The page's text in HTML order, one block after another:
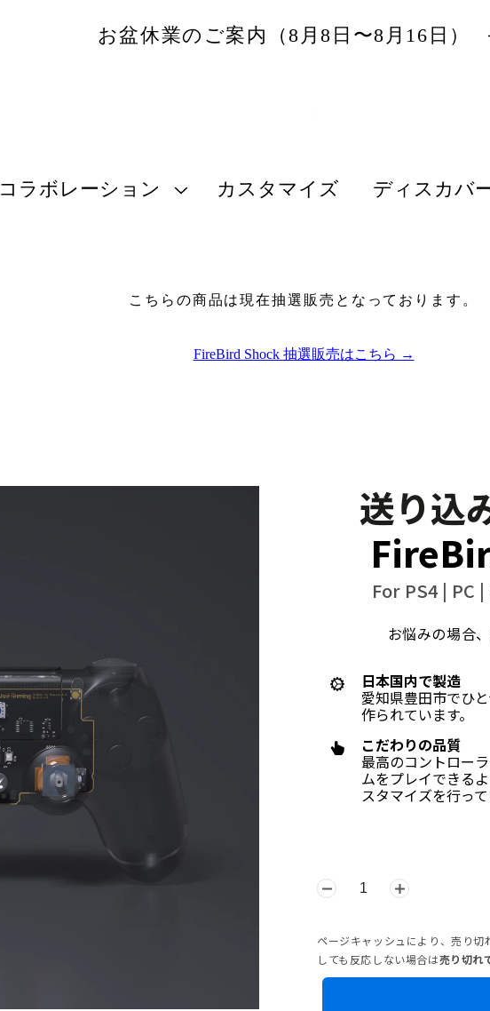
お盆休業のご案内（8月8日〜8月16日）
コラボレーション カスタマイズ ディスカバ
こちらの商品は現在抽選販売となっております。
FireBird Shock 抽選販売はこちら →
送り込
For PS4 | PC
お悩みの場合
日本国内で製造
愛知県豊田市でひ
作られています。
こだわりの品質
最高のコントロー
ムをプレイできる
スタマイズを行って
ページキャッシュにより、売り
しても反応しない場合は売り切れ